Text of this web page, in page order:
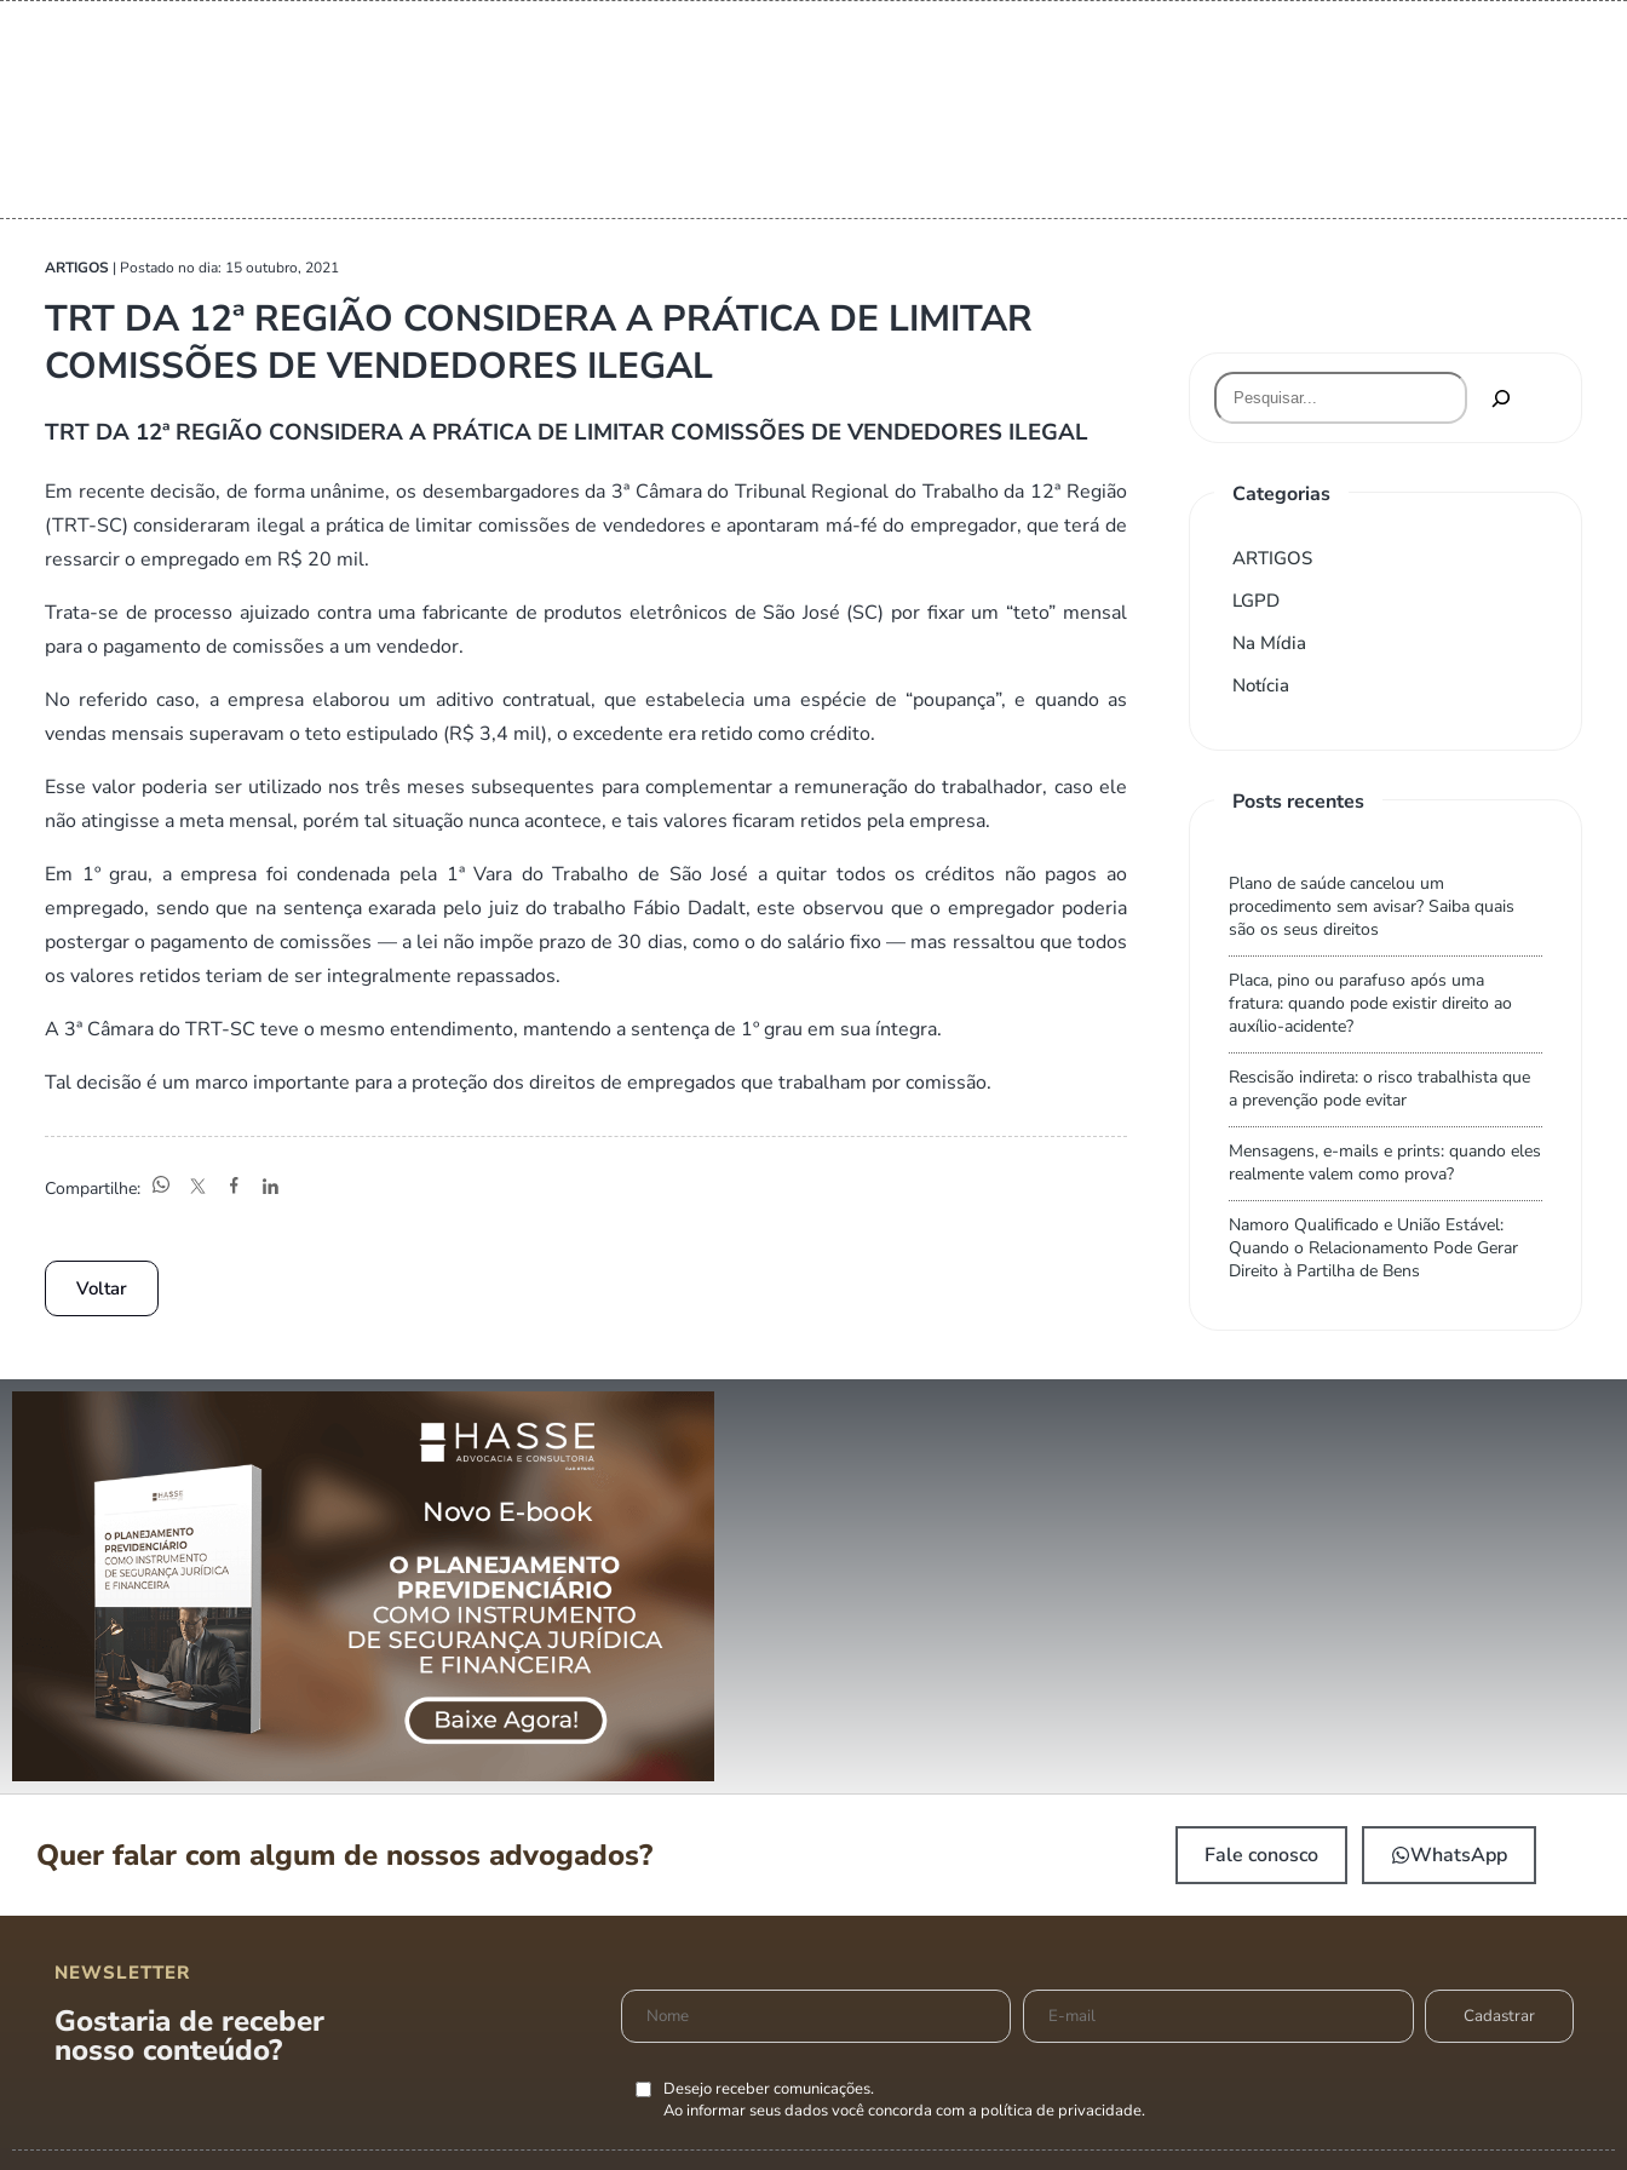
ARTIGOS | Postado no dia: 15 outubro, 2021
TRT DA 12ª REGIÃO CONSIDERA A PRÁTICA DE LIMITAR
COMISSÕES DE VENDEDORES ILEGAL
TRT DA 12ª REGIÃO CONSIDERA A PRÁTICA DE LIMITAR COMISSÕES DE VENDEDORES ILEGAL
Em recente decisão, de forma unânime, os desembargadores da 3ª Câmara do Tribunal Regional do Trabalho da 12ª Região
(TRT-SC) consideraram ilegal a prática de limitar comissões de vendedores e apontaram má-fé do empregador, que terá de
ressarcir o empregado em R$ 20 mil.
Trata-se de processo ajuizado contra uma fabricante de produtos eletrônicos de São José (SC) por fixar um “teto” mensal
para o pagamento de comissões a um vendedor.
No referido caso, a empresa elaborou um aditivo contratual, que estabelecia uma espécie de “poupança”, e quando as
vendas mensais superavam o teto estipulado (R$ 3,4 mil), o excedente era retido como crédito.
Esse valor poderia ser utilizado nos três meses subsequentes para complementar a remuneração do trabalhador, caso ele
não atingisse a meta mensal, porém tal situação nunca acontece, e tais valores ficaram retidos pela empresa.
Em 1º grau, a empresa foi condenada pela 1ª Vara do Trabalho de São José a quitar todos os créditos não pagos ao
empregado, sendo que na sentença exarada pelo juiz do trabalho Fábio Dadalt, este observou que o empregador poderia
postergar o pagamento de comissões — a lei não impõe prazo de 30 dias, como o do salário fixo — mas ressaltou que todos
os valores retidos teriam de ser integralmente repassados.
A 3ª Câmara do TRT-SC teve o mesmo entendimento, mantendo a sentença de 1º grau em sua íntegra.
Tal decisão é um marco importante para a proteção dos direitos de empregados que trabalham por comissão.
Compartilhe:
Voltar
Categorias
ARTIGOS
LGPD
Na Mídia
Notícia
Posts recentes
Plano de saúde cancelou um
procedimento sem avisar? Saiba quais
são os seus direitos
Placa, pino ou parafuso após uma
fratura: quando pode existir direito ao
auxílio-acidente?
Rescisão indireta: o risco trabalhista que
a prevenção pode evitar
Mensagens, e-mails e prints: quando eles
realmente valem como prova?
Namoro Qualificado e União Estável:
Quando o Relacionamento Pode Gerar
Direito à Partilha de Bens
Quer falar com algum de nossos advogados? Fale conosco WhatsApp
NEWSLETTER
Gostaria de receber
nosso conteúdo?
Desejo receber comunicações.
Ao informar seus dados você concorda com a política de privacidade.